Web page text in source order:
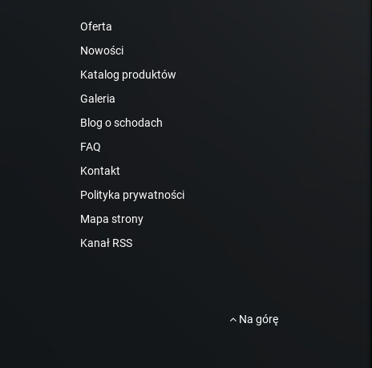
Oferta
Nowości
Katalog produktów
Galeria
Blog o schodach
FAQ
Kontakt
Polityka prywatności
Mapa strony
Kanał RSS
Na górę